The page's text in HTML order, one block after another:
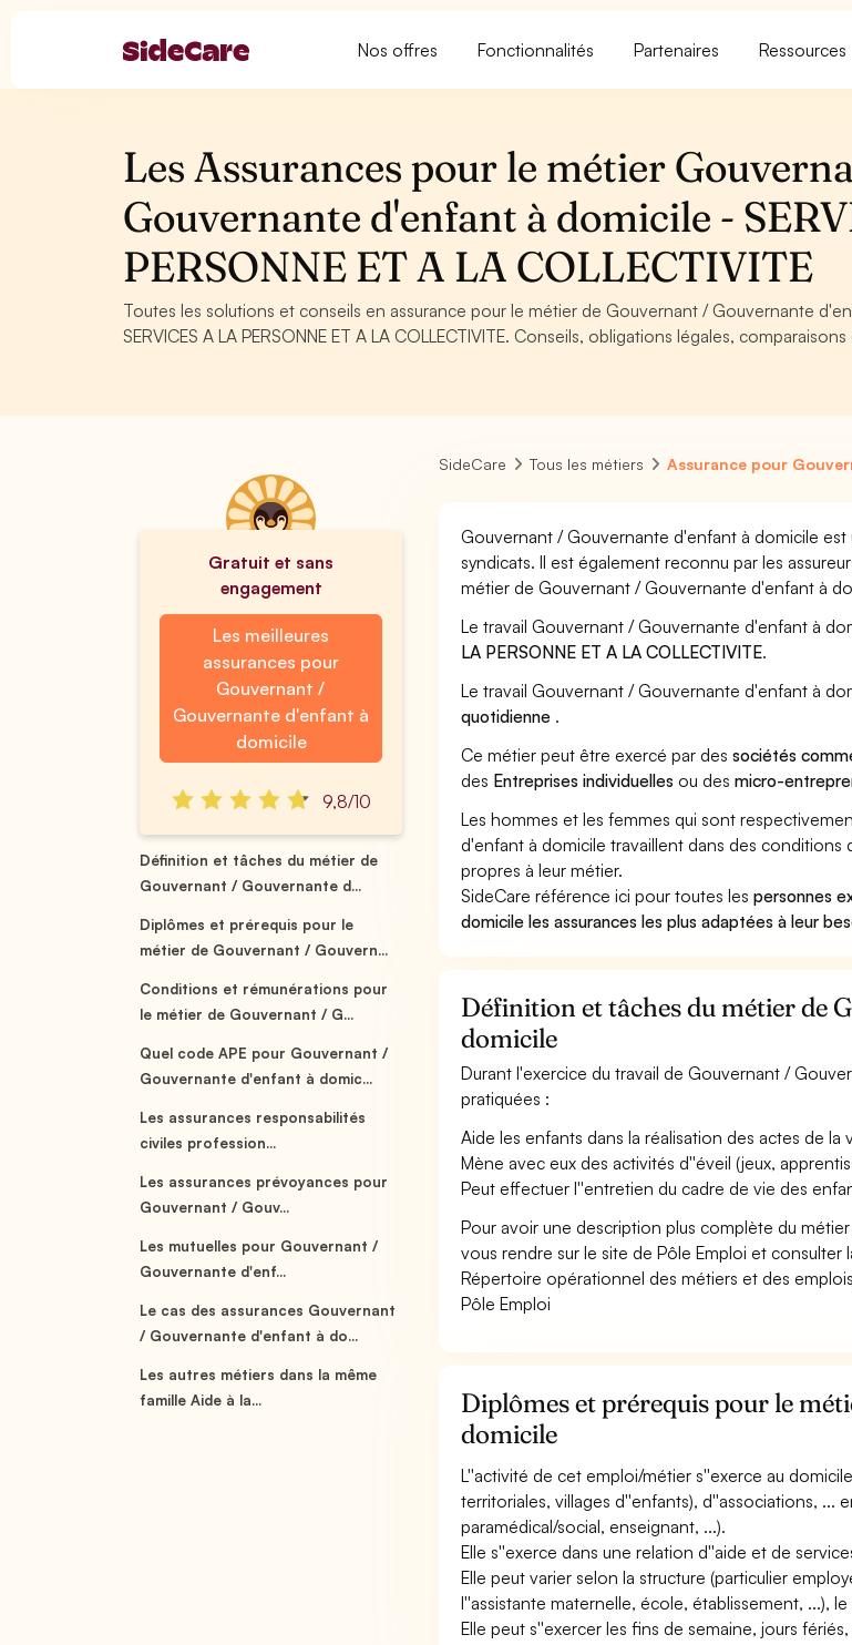
Nos offres Fonctionnalités Partenaires Ressources
Les Assurances pour le métier
Gouvernante d'enfant à domicile -
PERSONNE ET A LA COLLECTIVITE
Toutes les solutions et conseils en assurance pour le métier de Gouvernant / Gouvernante
SERVICES A LA PERSONNE ET A LA COLLECTIVITE. Conseils, obligations légales,
Gratuit et sans
engagement
Les meilleures
assurances pour
Gouvernant /
Gouvernante d'enfant à
domicile
9,8/10
Définition et tâches du métier de
Gouvernant / Gouvernante d...
Diplômes et prérequis pour le
métier de Gouvernant / Gouvern...
Conditions et rémunérations pour
le métier de Gouvernant / G...
Quel code APE pour Gouvernant /
Gouvernante d'enfant à domic...
Les assurances responsabilités
civiles profession...
Les assurances prévoyances pour
Gouvernant / Gouv...
Les mutuelles pour Gouvernant /
Gouvernante d'enf...
Le cas des assurances Gouvernant
/ Gouvernante d'enfant à do...
Les autres métiers dans la même
famille Aide à la...
SideCare Tous les métiers Assurance pour
Gouvernant / Gouvernante d'enfant à domicile
syndicats. Il est également reconnu par les
métier de Gouvernant / Gouvernante d'enfant à
Le travail Gouvernant / Gouvernante d'enfant à
LA PERSONNE ET A LA COLLECTIVITE.
Le travail Gouvernant / Gouvernante d'enfant à
quotidienne .
Ce métier peut être exercé par dessociétés
des Entreprises individuelles ou desmicro-
Les hommes et les femmes qui sont
d'enfant à domicile travaillent dans des conditions
propres à leur métier.
SideCare référence ici pour toutes lespersonnes
domicile les assurances les plus adaptées à leur
Définition et tâches du métier de
domicile
Durant l'exercice du travail de Gouvernant /
pratiquées :
Aide les enfants dans la réalisation des actes de
Mène avec eux des activités d''éveil (jeux,
Peut effectuer l''entretien du cadre de vie des
Pour avoir une description plus complète du
vous rendre sur le site de Pôle Emploi et consulter
Répertoire opérationnel des métiers et des
Pôle Emploi
Diplômes et prérequis pour le
domicile
L''activité de cet emploi/métier s''exerce au
territoriales, villages d''enfants), d''associations,
paramédical/social, enseignant, ...).
Elle s''exerce dans une relation d''aide et de
Elle peut varier selon la structure (particulier
l''assistante maternelle, école, établissement, ...),
Elle peut s''exercer les fins de semaine, jours